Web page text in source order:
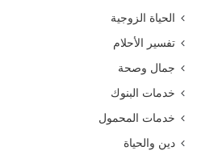
الحياة الزوجية
تفسير الأحلام
جمال وصحة
خدمات البنوك
خدمات المحمول
دين والحياة